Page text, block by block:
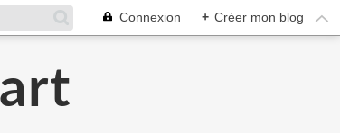
Connexion + Créer mon blog